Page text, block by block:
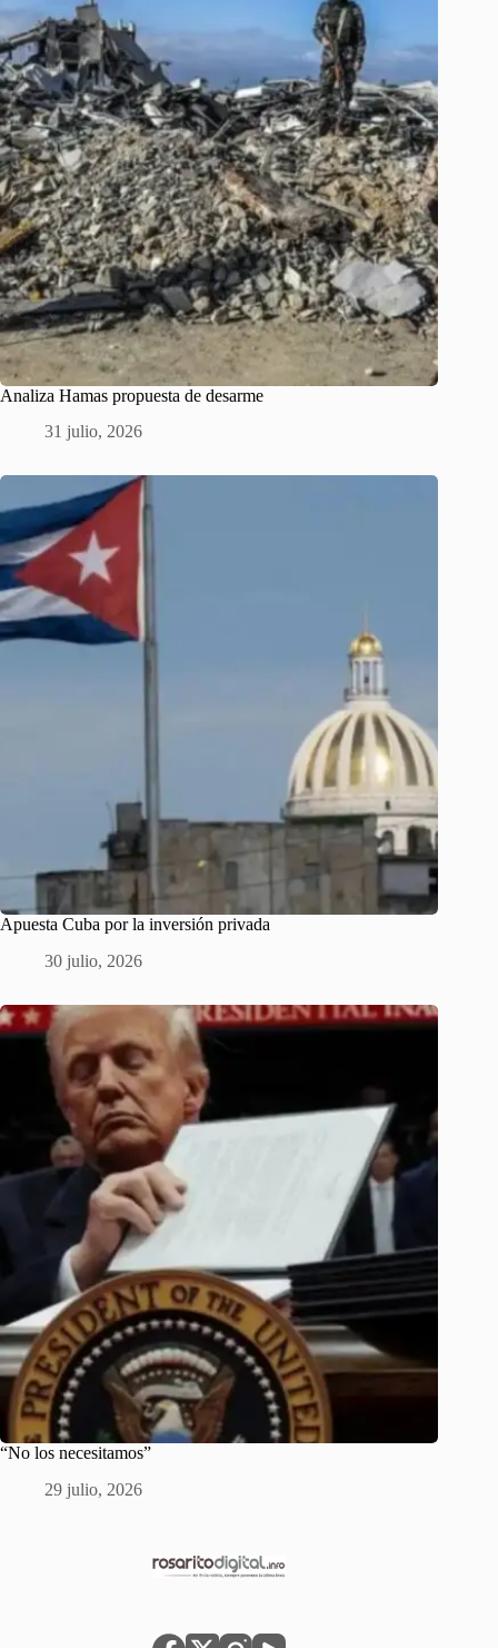
Analiza Hamas propuesta de desarme
31 julio, 2026
Apuesta Cuba por la inversión privada
30 julio, 2026
“No los necesitamos”
29 julio, 2026